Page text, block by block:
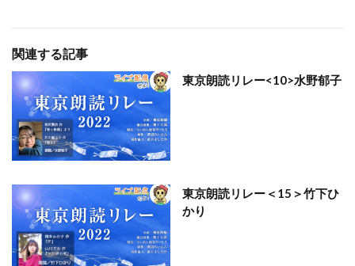
関連する記事
東京朗読リレー<10>水野郁子
東京朗読リレー＜15＞竹下ひ
かり